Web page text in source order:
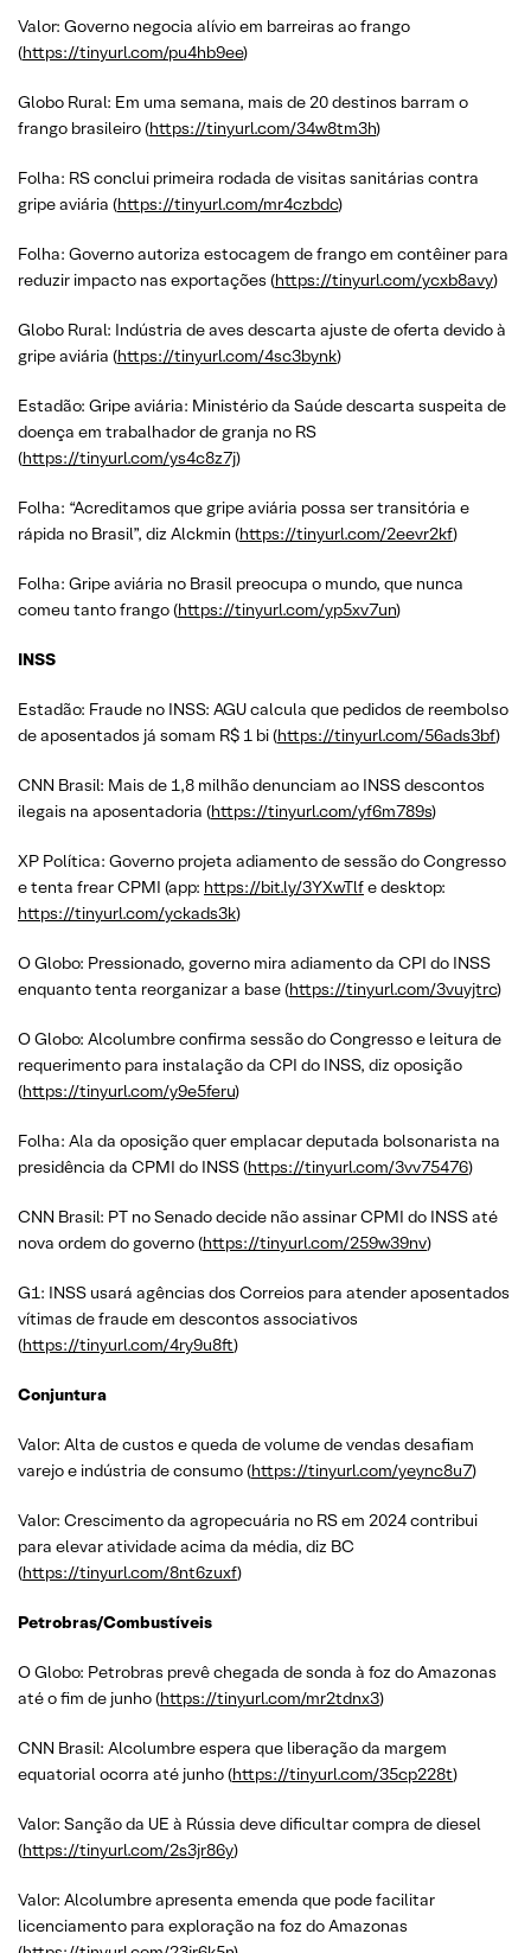
Valor: Governo negocia alívio em barreiras ao frango
(https://tinyurl.com/pu4hb9ee)
Globo Rural: Em uma semana, mais de 20 destinos barram o
frango brasileiro (https://tinyurl.com/34w8tm3h)
Folha: RS conclui primeira rodada de visitas sanitárias contra
gripe aviária (https://tinyurl.com/mr4czbdc)
Folha: Governo autoriza estocagem de frango em contêiner para
reduzir impacto nas exportações (https://tinyurl.com/ycxb8avy)
Globo Rural: Indústria de aves descarta ajuste de oferta devido à
gripe aviária (https://tinyurl.com/4sc3bynk)
Estadão: Gripe aviária: Ministério da Saúde descarta suspeita de
doença em trabalhador de granja no RS
(https://tinyurl.com/ys4c8z7j)
Folha: “Acreditamos que gripe aviária possa ser transitória e
rápida no Brasil”, diz Alckmin (https://tinyurl.com/2eevr2kf)
Folha: Gripe aviária no Brasil preocupa o mundo, que nunca
comeu tanto frango (https://tinyurl.com/yp5xv7un)
INSS
Estadão: Fraude no INSS: AGU calcula que pedidos de reembolso
de aposentados já somam R$ 1 bi (https://tinyurl.com/56ads3bf)
CNN Brasil: Mais de 1,8 milhão denunciam ao INSS descontos
ilegais na aposentadoria (https://tinyurl.com/yf6m789s)
XP Política: Governo projeta adiamento de sessão do Congresso
e tenta frear CPMI (app: https://bit.ly/3YXwTlfe desktop:
https://tinyurl.com/yckads3k)
O Globo: Pressionado, governo mira adiamento da CPI do INSS
enquanto tenta reorganizar a base (https://tinyurl.com/3vuyjtrc)
O Globo: Alcolumbre confirma sessão do Congresso e leitura de
requerimento para instalação da CPI do INSS, diz oposição
(https://tinyurl.com/y9e5feru)
Folha: Ala da oposição quer emplacar deputada bolsonarista na
presidência da CPMI do INSS (https://tinyurl.com/3vv75476)
CNN Brasil: PT no Senado decide não assinar CPMI do INSS até
nova ordem do governo (https://tinyurl.com/259w39nv)
G1: INSS usará agências dos Correios para atender aposentados
vítimas de fraude em descontos associativos
(https://tinyurl.com/4ry9u8ft)
Conjuntura
Valor: Alta de custos e queda de volume de vendas desafiam
varejo e indústria de consumo (https://tinyurl.com/yeync8u7)
Valor: Crescimento da agropecuária no RS em 2024 contribui
para elevar atividade acima da média, diz BC
(https://tinyurl.com/8nt6zuxf)
Petrobras/Combustíveis
O Globo: Petrobras prevê chegada de sonda à foz do Amazonas
até o fim de junho (https://tinyurl.com/mr2tdnx3)
CNN Brasil: Alcolumbre espera que liberação da margem
equatorial ocorra até junho (https://tinyurl.com/35cp228t)
Valor: Sanção da UE à Rússia deve dificultar compra de diesel
(https://tinyurl.com/2s3jr86y)
Valor: Alcolumbre apresenta emenda que pode facilitar
licenciamento para exploração na foz do Amazonas